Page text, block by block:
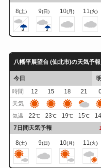
8(土) 9(日) 10(月) 11(火)
八幡平展望台 (仙北市)の天気予報
今日
時間
12 15 18 21
天気
気温 22℃ 23℃ 19℃ 15℃
7日間天気予報
8(土) 9(日) 10(月) 11(火)